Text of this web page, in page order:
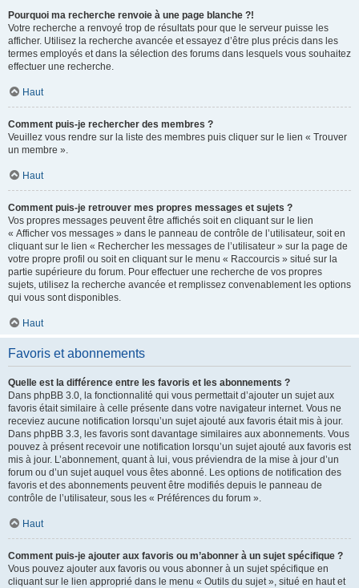
Pourquoi ma recherche renvoie à une page blanche ?!
Votre recherche a renvoyé trop de résultats pour que le serveur puisse les
afficher. Utilisez la recherche avancée et essayez d’être plus précis dans les
termes employés et dans la sélection des forums dans lesquels vous souhaitez
effectuer une recherche.
Haut
Comment puis-je rechercher des membres ?
Veuillez vous rendre sur la liste des membres puis cliquer sur le lien « Trouver
un membre ».
Haut
Comment puis-je retrouver mes propres messages et sujets ?
Vos propres messages peuvent être affichés soit en cliquant sur le lien
« Afficher vos messages » dans le panneau de contrôle de l’utilisateur, soit en
cliquant sur le lien « Rechercher les messages de l’utilisateur » sur la page de
votre propre profil ou soit en cliquant sur le menu « Raccourcis » situé sur la
partie supérieure du forum. Pour effectuer une recherche de vos propres
sujets, utilisez la recherche avancée et remplissez convenablement les options
qui vous sont disponibles.
Haut
Favoris et abonnements
Quelle est la différence entre les favoris et les abonnements ?
Dans phpBB 3.0, la fonctionnalité qui vous permettait d’ajouter un sujet aux
favoris était similaire à celle présente dans votre navigateur internet. Vous ne
receviez aucune notification lorsqu’un sujet ajouté aux favoris était mis à jour.
Dans phpBB 3.3, les favoris sont davantage similaires aux abonnements. Vous
pouvez à présent recevoir une notification lorsqu’un sujet ajouté aux favoris est
mis à jour. L’abonnement, quant à lui, vous préviendra de la mise à jour d’un
forum ou d’un sujet auquel vous êtes abonné. Les options de notification des
favoris et des abonnements peuvent être modifiés depuis le panneau de
contrôle de l’utilisateur, sous les « Préférences du forum ».
Haut
Comment puis-je ajouter aux favoris ou m’abonner à un sujet spécifique ?
Vous pouvez ajouter aux favoris ou vous abonner à un sujet spécifique en
cliquant sur le lien approprié dans le menu « Outils du sujet », situé en haut et